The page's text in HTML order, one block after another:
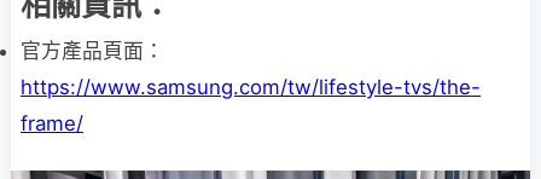
官方產品頁面：
https://www.samsung.com/tw/lifestyle-tvs/the-
frame/